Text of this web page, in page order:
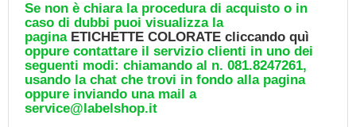
Se non è chiara la procedura di acquisto o in
caso di dubbi puoi visualizza la
pagina ETICHETTE COLORATE cliccando quì
oppure contattare il servizio clienti in uno dei
seguenti modi: chiamando al n. 081.8247261,
usando la chat che trovi in fondo alla pagina
oppure inviando una mail a
service@labelshop.it